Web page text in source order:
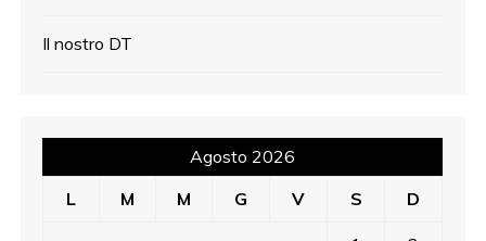
Il nostro DT
Agosto 2026
L
M M G V S D